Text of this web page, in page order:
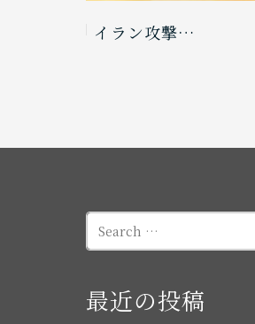
イラン攻撃…
最近の投稿